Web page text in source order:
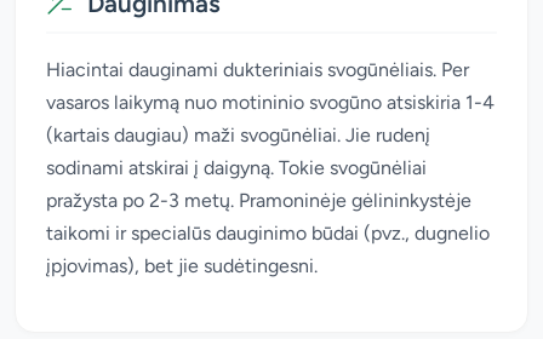
Hiacintai dauginami dukteriniais svogūnėliais. Per
vasaros laikymą nuo motininio svogūno atsiskiria 1-4
(kartais daugiau) maži svogūnėliai. Jie rudenį
sodinami atskirai į daigyną. Tokie svogūnėliai
pražysta po 2-3 metų. Pramoninėje gėlininkystėje
taikomi ir specialūs dauginimo būdai (pvz., dugnelio
įpjovimas), bet jie sudėtingesni.